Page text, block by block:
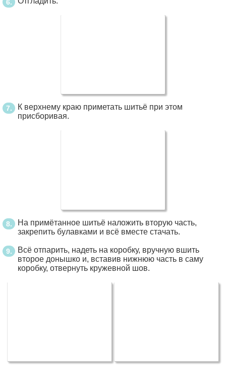
К верхнему краю приметать шитьё при этом
присборивая.
На примётанное шитьё наложить вторую часть,
закрепить булавками и всё вместе стачать.
Всё отпарить, надеть на коробку, вручную вшить
второе донышко и, вставив нижнюю часть в саму
коробку, отвернуть кружевной шов.